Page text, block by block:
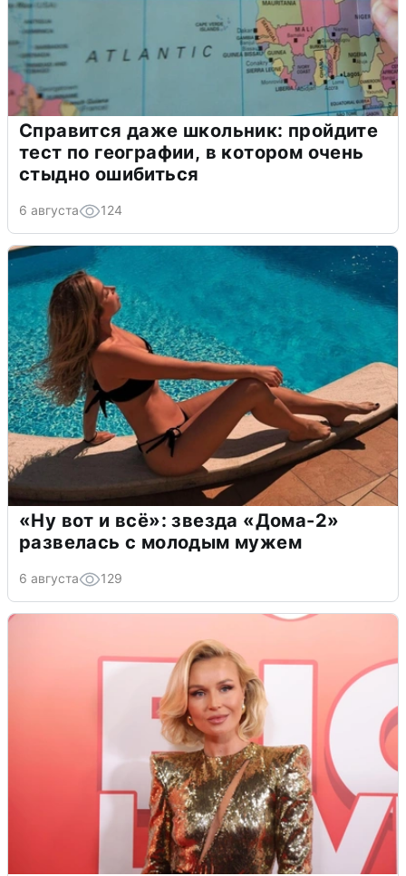
Справится даже школьник: пройдите
тест по географии, в котором очень
стыдно ошибиться
6 августа 124
«Ну вот и всё»: звезда «Дома-2»
развелась с молодым мужем
6 августа 129